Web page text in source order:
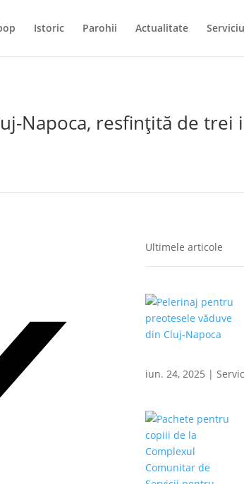
Istoric Parohii Actualitate
Napoca, resfințită de trei
Ultimele articole
iun. 24, 2025 |